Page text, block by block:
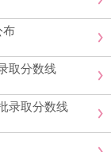
布
取分数线
录取分数线